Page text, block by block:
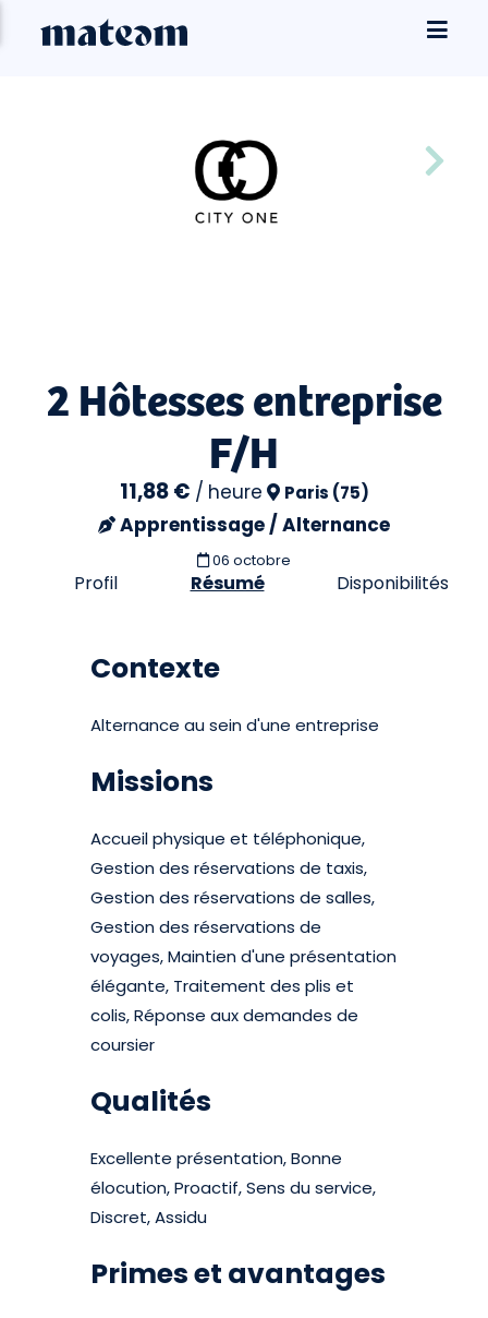
2 Hôtesses entreprise
F/H
11,88 € / heure Paris (75)
Apprentissage / Alternance
06 octobre
Profil Résumé Disponibilités
Contexte
Alternance au sein d'une entreprise
Missions
Accueil physique et téléphonique,
Gestion des réservations de taxis,
Gestion des réservations de salles,
Gestion des réservations de
voyages, Maintien d'une présentation
élégante, Traitement des plis et
colis, Réponse aux demandes de
coursier
Qualités
Excellente présentation, Bonne
élocution, Proactif, Sens du service,
Discret, Assidu
Primes et avantages